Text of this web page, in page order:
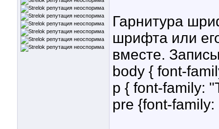
Гарнитура
шрифта или
вместе.
body { font-
p { font-family:
pre {font-